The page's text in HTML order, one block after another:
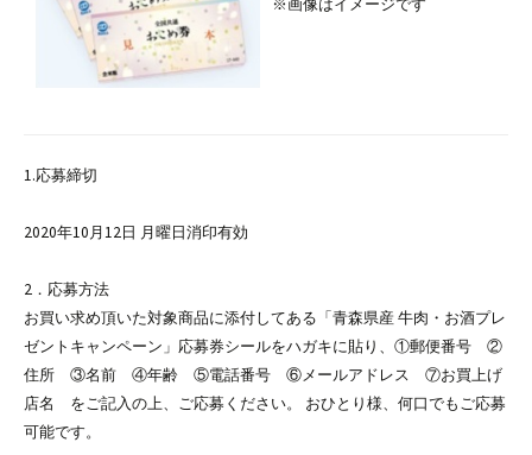
※画像はイメージです
1.応募締切
2020年10月12日 月曜日消印有効
2．応募方法
お買い求め頂いた対象商品に添付してある「青森県産 牛肉・お酒プレ
ゼントキャンペーン」応募券シールをハガキに貼り、①郵便番号 ②
住所 ③名前 ④年齢 ⑤電話番号 ⑥メールアドレス ⑦お買上げ
店名 をご記入の上、ご応募ください。 おひとり様、何口でもご応募
可能です。